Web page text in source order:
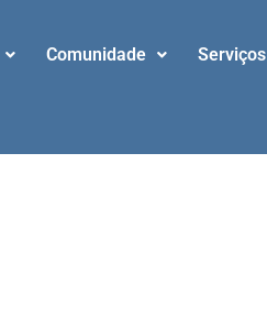
Comunidade Serviços